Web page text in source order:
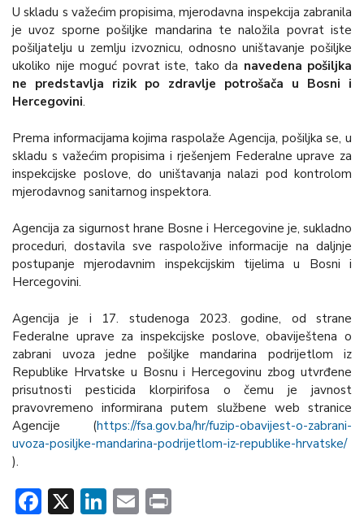
U skladu s važećim propisima, mjerodavna inspekcija zabranila
je uvoz sporne pošiljke mandarina te naložila povrat iste
pošiljatelju u zemlju izvoznicu, odnosno uništavanje pošiljke
ukoliko nije moguć povrat iste, tako da navedena pošiljka
ne predstavlja rizik po zdravlje potrošača u Bosni i
Hercegovini.
Prema informacijama kojima raspolaže Agencija, pošiljka se, u
skladu s važećim propisima i rješenjem Federalne uprave za
inspekcijske poslove, do uništavanja nalazi pod kontrolom
mjerodavnog sanitarnog inspektora.
Agencija za sigurnost hrane Bosne i Hercegovine je, sukladno
proceduri, dostavila sve raspoložive informacije na daljnje
postupanje mjerodavnim inspekcijskim tijelima u Bosni i
Hercegovini.
Agencija je i 17. studenoga 2023. godine, od strane
Federalne uprave za inspekcijske poslove, obaviještena o
zabrani uvoza jedne pošiljke mandarina podrijetlom iz
Republike Hrvatske u Bosnu i Hercegovinu zbog utvrđene
prisutnosti pesticida klorpirifosa o čemu je javnost
pravovremeno informirana putem službene web stranice
Agencije (https://fsa.gov.ba/hr/fuzip-obavijest-o-zabrani-
uvoza-posiljke-mandarina-podrijetlom-iz-republike-hrvatske/
).
Facebook
X LinkedIn
Email